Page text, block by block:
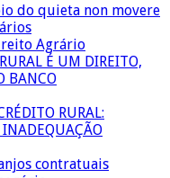
do quieta non movere
Agrário
É UM DIREITO,
BANCO
RURAL:
contratuais